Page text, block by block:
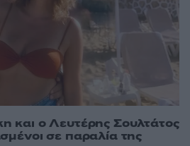
ο Λευτέρης Σουλτάτος
σε παραλία της